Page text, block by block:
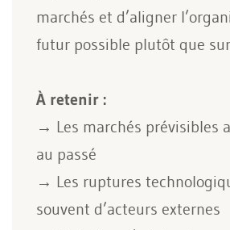
marchés et d’aligner
futur possible plutôt que
À retenir :
→ Les marchés prévisibles
au passé
→ Les ruptures
souvent d’acteurs externes